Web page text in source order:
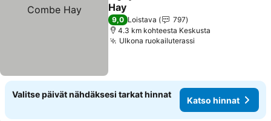
Hay
9,0 Loistava
797
4.3 km kohteesta Keskusta
Ulkona ruokailuterassi
Valitse päivät nähdäksesi tarkat hinnat
Katso hinnat